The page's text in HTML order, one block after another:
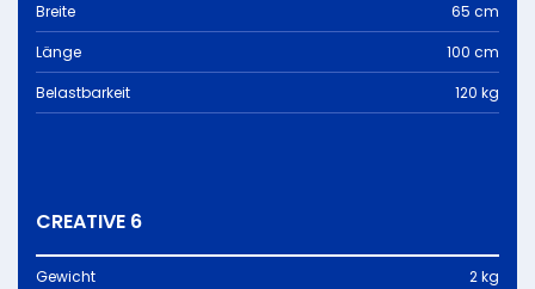
Breite
65 cm
Länge
100 cm
Belastbarkeit
120 kg
CREATIVE 6
Gewicht
2 kg